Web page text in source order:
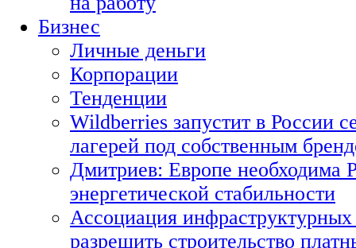
Бизнес
Личные деньги
Корпорации
Тенденции
Wildberries запустит в России
лагерей под собственным
Дмитриев: Европе необходима
энергетической стабильности
Ассоциация
разрешить строительство